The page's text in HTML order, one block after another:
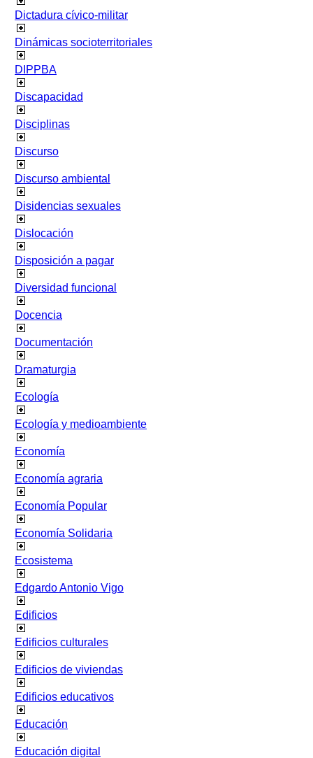
Dictadura cívico-militar
Dinámicas socioterritoriales
DIPPBA
Discapacidad
Disciplinas
Discurso
Discurso ambiental
Disidencias sexuales
Dislocación
Disposición a pagar
Diversidad funcional
Docencia
Documentación
Dramaturgia
Ecología
Ecología y medioambiente
Economía
Economía agraria
Economía Popular
Economía Solidaria
Ecosistema
Edgardo Antonio Vigo
Edificios
Edificios culturales
Edificios de viviendas
Edificios educativos
Educación
Educación digital